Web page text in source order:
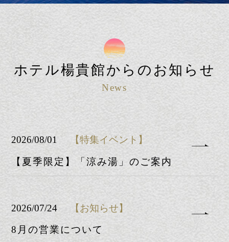
当館は山口県長門市油谷の191号線に位置
し、豊かな自然に囲まれたホテル近隣はま
さに自然の宝庫。元乃隅神社や角島まで車
で30分圏内でアクセスが可能です。
アクセスについて
観光案内について